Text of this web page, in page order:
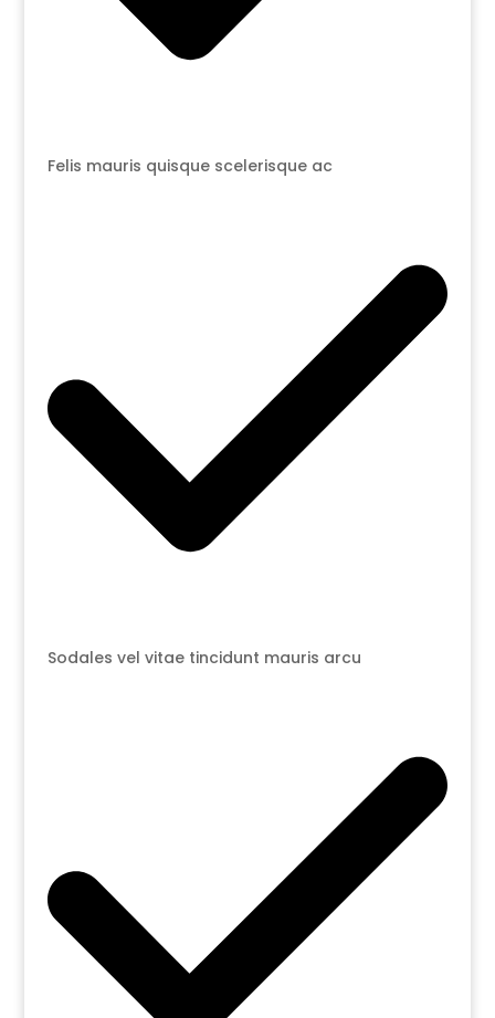
Felis mauris quisque scelerisque ac
Sodales vel vitae tincidunt mauris arcu